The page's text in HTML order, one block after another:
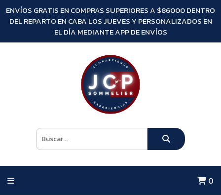
ENVÍOS GRATIS EN COMPRAS SUPERIORES A $86000 DENTRO
DEL REPARTO EN CABA LOS JUEVES Y PERSONALIZADOS EN
EL DÍA MEDIANTE APP DE ENVÍOS
0